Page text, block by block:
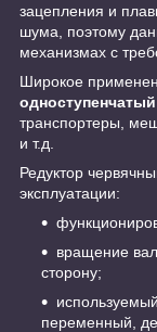
зацепления и
шума, поэтому
механизмах с
Широкое
одноступенчатый
транспортеры,
и т.д.
Редуктор
эксплуатации:
вращение
сторону;
переменный,